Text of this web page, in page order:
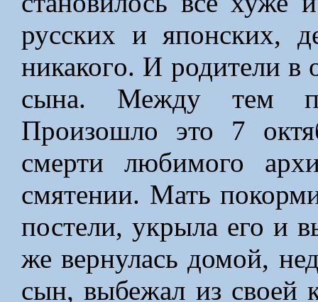
русских и японских,
никакогo. И родители в
сына. Между тем
Произошло это 7
смерти любимого
смятении. Мать
постели, укрыла его и
же вернулась домой,
сын, выбежал из своей